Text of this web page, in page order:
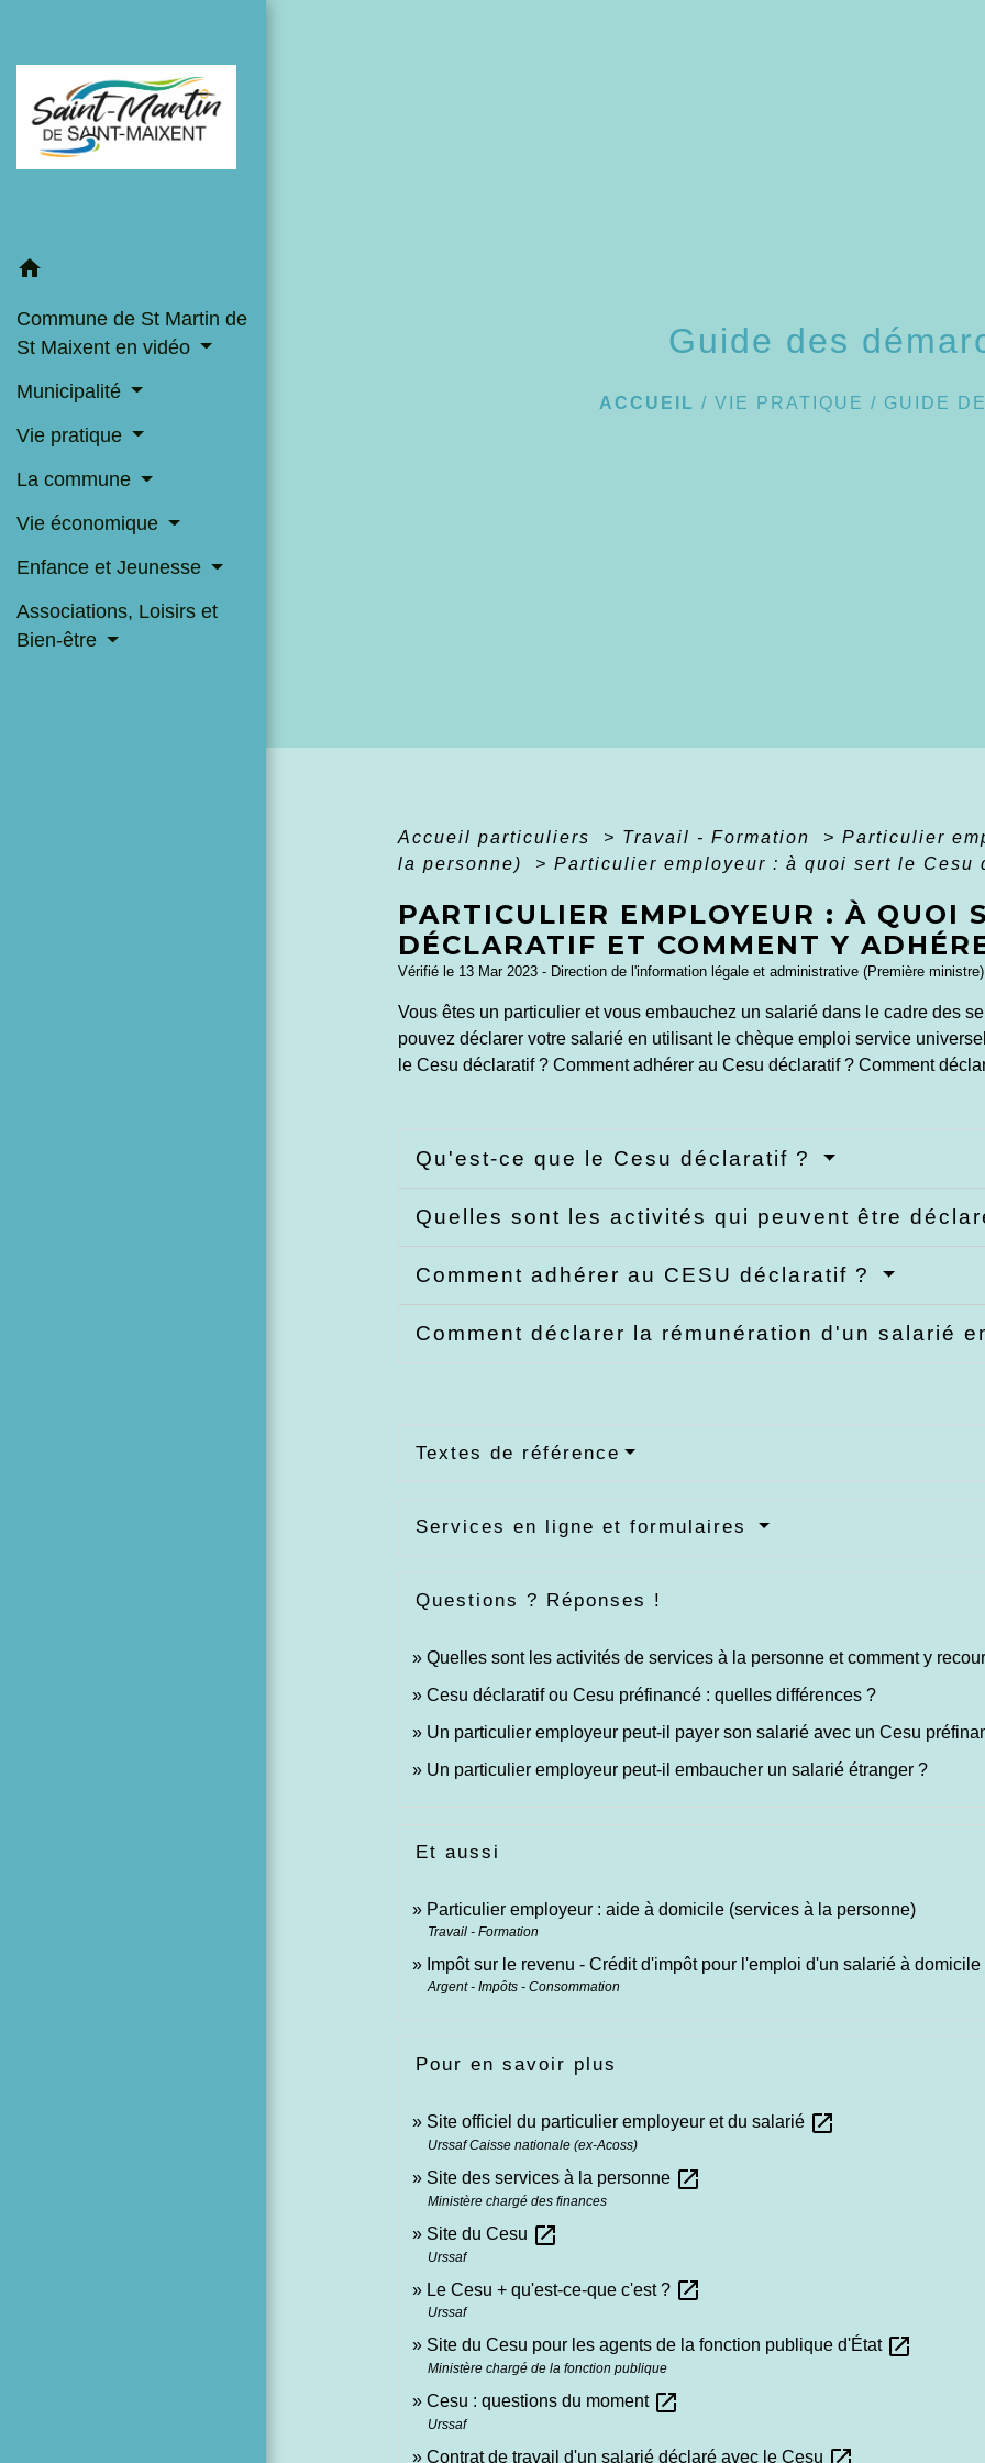
home
Commune de St Martin de
St Maixent en vidéo
Municipalité
Vie pratique
La commune
Vie économique
Enfance et Jeunesse
Associations, Loisirs et
Bien-être
Guide des
ACCUEIL /VIE PRATIQUE / GUIDE
Accueil particuliers > Travail - Formation > Particulier
la personne)
> Particulier employeur : à quoi sert le Cesu
PARTICULIER EMPLOYEUR : À QUOI
DÉCLARATIF ET COMMENT Y
Vérifié le 13 Mar 2023 - Direction de l'information légale et administrative (Première
Vous êtes un particulier et vous embauchez un salarié dans le cadre des
pouvez déclarer votre salarié en utilisant le chèque emploi service
le Cesu déclaratif ? Comment adhérer au Cesu déclaratif ? Comment
Qu'est-ce que le Cesu déclaratif ?
Quelles sont les activités qui peuvent être
Comment adhérer au CESU déclaratif ?
Comment déclarer la rémunération d'un salarié
Textes de référence
Services en ligne et formulaires
Questions ? Réponses !
Quelles sont les activités de services à la personne et comment y
Cesu déclaratif ou Cesu préfinancé : quelles différences ?
Un particulier employeur peut-il payer son salarié avec un Cesu
Un particulier employeur peut-il embaucher un salarié étranger ?
Et aussi
Particulier employeur : aide à domicile (services à la personne)
Travail - Formation
Impôt sur le revenu - Crédit d'impôt pour l'emploi d'un salarié à domicile
Argent - Impôts - Consommation
Pour en savoir plus
Site officiel du particulier employeur et du salarié open_in_new
Urssaf Caisse nationale (ex-Acoss)
Site des services à la personne open_in_new
Ministère chargé des finances
Site du Cesu open_in_new
Urssaf
Le Cesu + qu'est-ce-que c'est ? open_in_new
Urssaf
Site du Cesu pour les agents de la fonction publique d'État open_in_new
Ministère chargé de la fonction publique
Cesu : questions du moment open_in_new
Urssaf
Contrat de travail d'un salarié déclaré avec le Cesu